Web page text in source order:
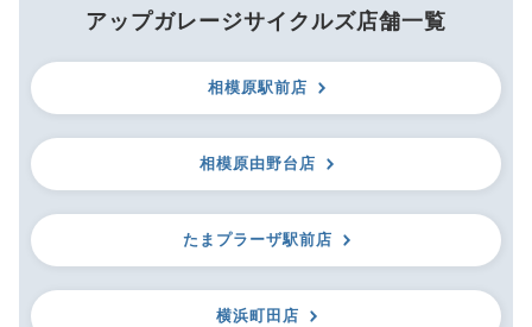
アップガレージサイクルズ店舗一覧
相模原駅前店
相模原由野台店
たまプラーザ駅前店
横浜町田店